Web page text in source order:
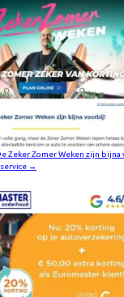
Zeker Zomer Weken zijn
→